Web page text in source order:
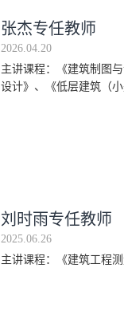
张杰专任教师
2026.04.20
主讲课程：《建筑制图
设计》、《低层建筑（小
刘时雨专任教师
2025.06.26
主讲课程：《建筑工程